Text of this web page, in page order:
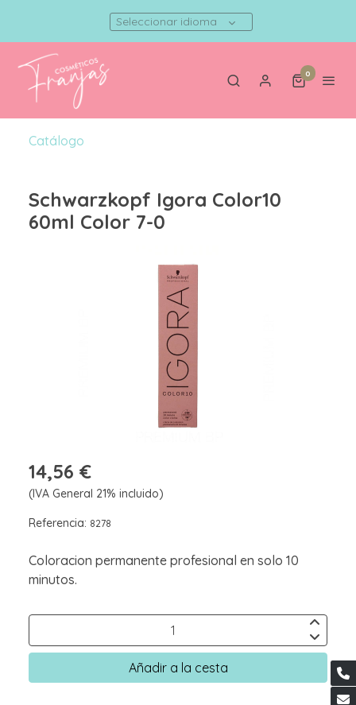
Seleccionar idioma
0
Catálogo
Schwarzkopf Igora Color10
60ml Color 7-0
14,56 €
(IVA General 21% incluido)
Referencia: 8278
Coloracion permanente profesional en solo 10
minutos.
Añadir a la cesta